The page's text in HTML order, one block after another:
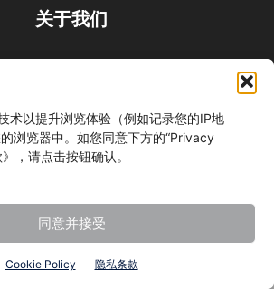
术以提升浏览体验（例如记录您的IP地
浏览器中。如您同意下方的“Privacy
，请点击按钮确认。
同意并接受
Cookie Policy 隐私条款
关于我们
©